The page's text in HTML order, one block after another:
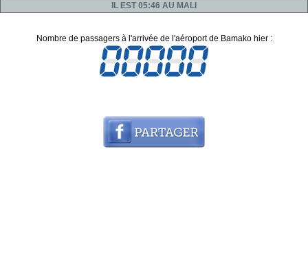
IL EST 05:46 AU MALI
Nombre de passagers à l'arrivée de l'aéroport de Bamako hier :